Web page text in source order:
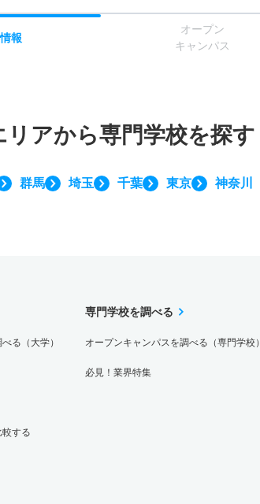
情報
オープン
キャンパス
リアから専門学校を探す
群馬 埼玉 千葉 東京 神奈川
る（大学）
する
専門学校を調べる
オープンキャンパスを調べる（専門学校）
必見！業界特集